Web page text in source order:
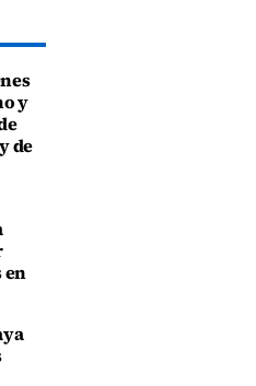
y
de
en